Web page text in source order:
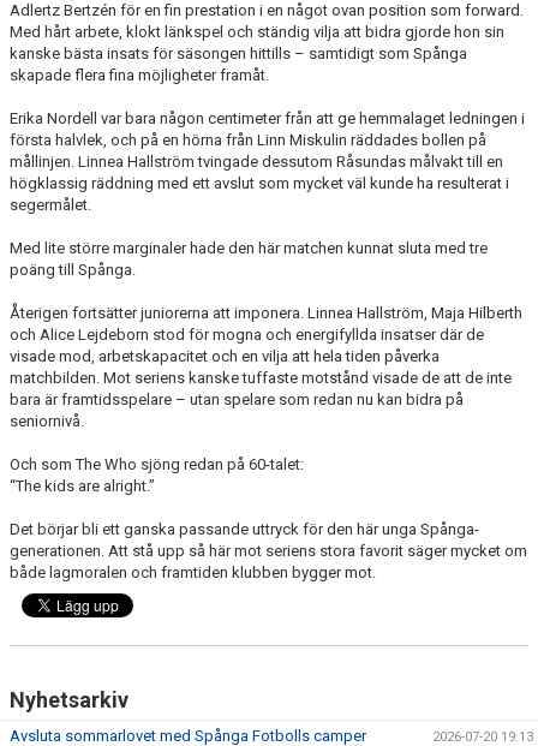
Adlertz Bertzén för en fin prestation i en något ovan position som forward.
Med hårt arbete, klokt länkspel och ständig vilja att bidra gjorde hon sin
kanske bästa insats för säsongen hittills – samtidigt som Spånga
skapade flera fina möjligheter framåt.
Erika Nordell var bara någon centimeter från att ge hemmalaget ledningen i
första halvlek, och på en hörna från Linn Miskulin räddades bollen på
mållinjen. Linnea Hallström tvingade dessutom Råsundas målvakt till en
högklassig räddning med ett avslut som mycket väl kunde ha resulterat i
segermålet.
Med lite större marginaler hade den här matchen kunnat sluta med tre
poäng till Spånga.
Återigen fortsätter juniorerna att imponera. Linnea Hallström, Maja Hilberth
och Alice Lejdeborn stod för mogna och energifyllda insatser där de
visade mod, arbetskapacitet och en vilja att hela tiden påverka
matchbilden. Mot seriens kanske tuffaste motstånd visade de att de inte
bara är framtidsspelare – utan spelare som redan nu kan bidra på
seniornivå.
Och som The Who sjöng redan på 60-talet:
“The kids are alright.”
Det börjar bli ett ganska passande uttryck för den här unga Spånga-
generationen. Att stå upp så här mot seriens stora favorit säger mycket om
både lagmoralen och framtiden klubben bygger mot.
Nyhetsarkiv
Avsluta sommarlovet med Spånga Fotbolls camper 2026-07-20 19:13